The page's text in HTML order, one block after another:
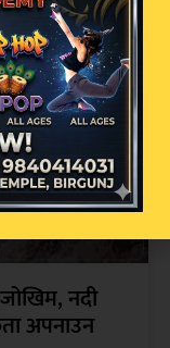
नदी
अपनाउन